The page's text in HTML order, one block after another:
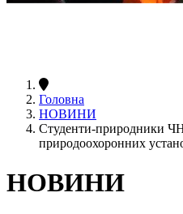
Головна
НОВИНИ
Студенти-природники
природоохоронних
НОВИНИ